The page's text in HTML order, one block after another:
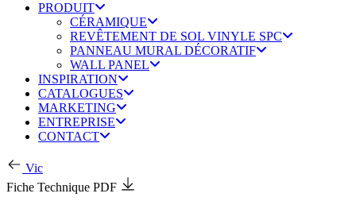
PRODUIT
CÉRAMIQUE
REVÊTEMENT DE SOL VINYLE SPC
PANNEAU MURAL DÉCORATIF
WALL PANEL
INSPIRATION
CATALOGUES
MARKETING
ENTREPRISE
CONTACT
Vic
Fiche Technique PDF